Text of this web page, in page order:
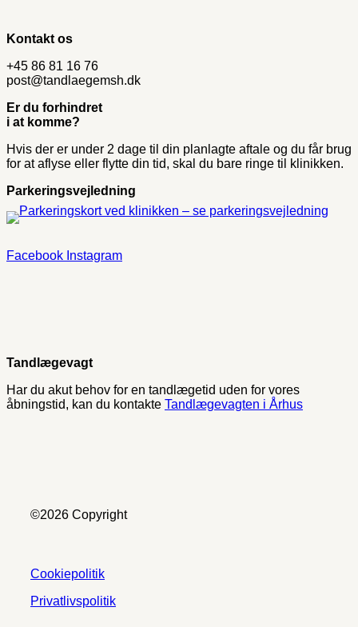
Kontakt os
+45 86 81 16 76
post@tandlaegemsh.dk
Er du forhindret
i at komme?
Hvis der er under 2 dage til din planlagte aftale og du får brug
for at aflyse eller​ flytte din tid, skal du bare ringe til klinikken.
Parkerings­vejledning
Facebook Instagram
Tandlægevagt
Har du akut behov for en tandlægetid uden for vores
åbningstid, kan du kontakte Tandlægevagten i Århus
©2026 Copyright
Cookiepolitik
Privatlivspolitik